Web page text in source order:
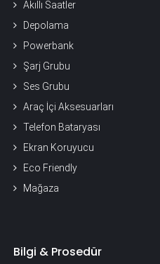
Akıllı Saatler
Depolama
Powerbank
Şarj Grubu
Ses Grubu
Araç İçi Aksesuarları
Telefon Bataryası
Ekran Koruyucu
Eco Friendly
Mağaza
Bilgi & Prosedür